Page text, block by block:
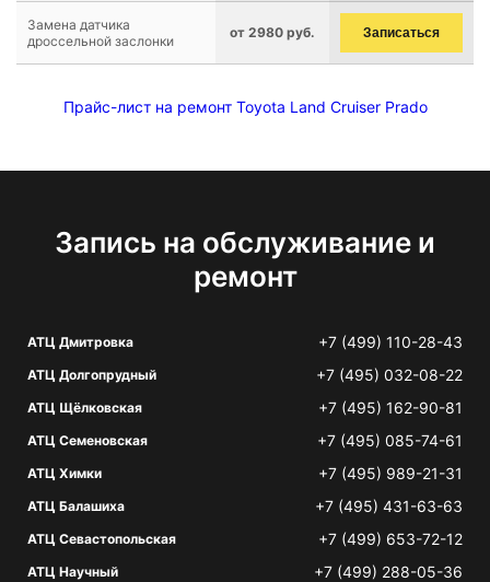
Замена датчика
дроссельной заслонки
от 2980 руб. Записаться
Прайс-лист на ремонт Toyota Land Cruiser Prado
Запись на обслуживание и
ремонт
АТЦ Дмитровка +7 (499) 110-28-43
АТЦ Долгопрудный +7 (495) 032-08-22
АТЦ Щёлковская +7 (495) 162-90-81
АТЦ Семеновская +7 (495) 085-74-61
АТЦ Химки +7 (495) 989-21-31
АТЦ Балашиха +7 (495) 431-63-63
АТЦ Севастопольская +7 (499) 653-72-12
АТЦ Научный +7 (499) 288-05-36